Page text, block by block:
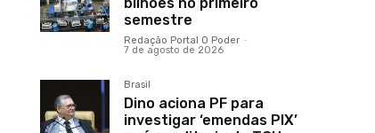
semestre
Redação Portal O Poder -
7 de agosto de 2026
Brasil
Dino aciona PF para
investigar ‘emendas PIX’